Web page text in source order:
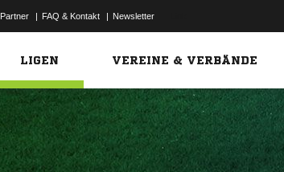
Partner | FAQ & Kontakt | Newsletter
LIGEN VEREINE & VERBÄNDE